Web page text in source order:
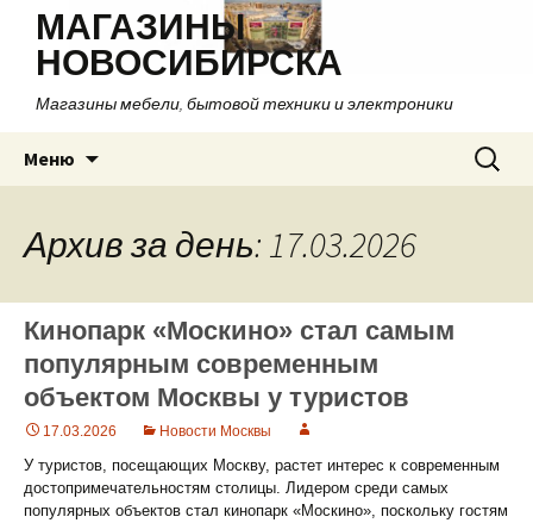
МАГАЗИНЫ
НОВОСИБИРСКА
Магазины мебели, бытовой техники и электроники
Меню
содержимому
Найти:
Архив за день: 17.03.2026
Кинопарк «Москино» стал самым
популярным современным
объектом Москвы у туристов
17.03.2026 Новости Москвы
У туристов, посещающих Москву, растет интерес к современным
достопримечательностям столицы. Лидером среди самых
популярных объектов стал кинопарк «Москино», поскольку гостям